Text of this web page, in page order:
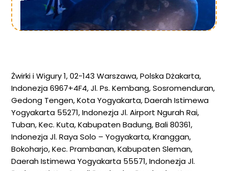
Żwirki i Wigury 1, 02-143 Warszawa, PolskaDżakarta,
Indonezja6967+4F4, Jl. Ps. Kembang, Sosromenduran,
Gedong Tengen, Kota Yogyakarta, Daerah Istimewa
Yogyakarta 55271, IndonezjaJl. Airport Ngurah Rai,
Tuban, Kec. Kuta, Kabupaten Badung, Bali 80361,
IndonezjaJl. Raya Solo – Yogyakarta, Kranggan,
Bokoharjo, Kec. Prambanan, Kabupaten Sleman,
Daerah Istimewa Yogyakarta 55571, IndonezjaJl.